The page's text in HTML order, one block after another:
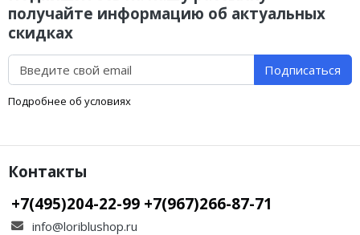
получайте информацию об актуальных
скидках
Подписаться
Подробнее об условиях
Контакты
+7(495)204-22-99 +7(967)266-87-71
info@loriblushop.ru